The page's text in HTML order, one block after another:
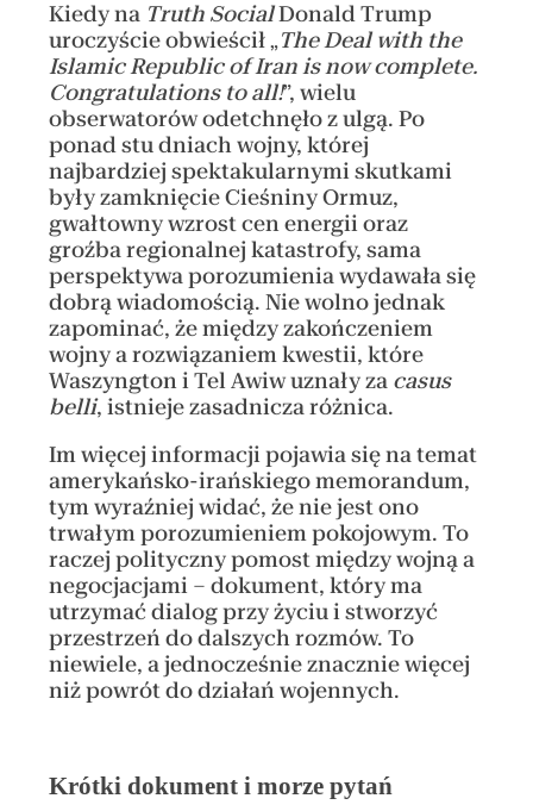
Kiedy na Truth SocialDonald Trump
uroczyście obwieścił „The Deal with the
Islamic Republic of Iran is now complete.
Congratulations to all!”, wielu
obserwatorów odetchnęło z ulgą. Po
ponad stu dniach wojny, której
najbardziej spektakularnymi skutkami
były zamknięcie Cieśniny Ormuz,
gwałtowny wzrost cen energii oraz
groźba regionalnej katastrofy, sama
perspektywa porozumienia wydawała się
dobrą wiadomością. Nie wolno jednak
zapominać, że między zakończeniem
wojny a rozwiązaniem kwestii, które
Waszyngton i Tel Awiw uznały za casus
belli, istnieje zasadnicza różnica.
Im więcej informacji pojawia się na temat
amerykańsko-irańskiego memorandum,
tym wyraźniej widać, że nie jest ono
trwałym porozumieniem pokojowym. To
raczej polityczny pomost między wojną a
negocjacjami – dokument, który ma
utrzymać dialog przy życiu i stworzyć
przestrzeń do dalszych rozmów. To
niewiele, a jednocześnie znacznie więcej
niż powrót do działań wojennych.
Krótki dokument i morze pytań